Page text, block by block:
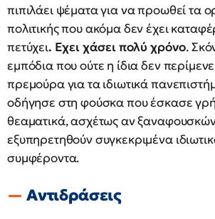
πιπιλάει ψέματα για να προωθεί τα
πολιτικής που ακόμα δεν έχει
πετύχει. Εχει χάσει πολύ χρόνο.
εμπόδια που ούτε η ίδια δεν
πρεμούρα για τα ιδιωτικά
οδήγησε στη φούσκα που έσκασε
θεαματικά, ασχέτως αν
εξυπηρετηθούν συγκεκριμένα
συμφέροντα.
Αντιδράσεις